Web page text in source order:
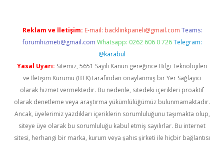
Reklam ve İletişim: E-mail: backlinkpaneli@gmail.com Teams:
forumhizmeti@gmail.com Whatsapp: 0262 606 0 726 Telegram:
@karabul
Yasal Uyarı: Sitemiz, 5651 Sayılı Kanun gereğince Bilgi Teknolojileri
ve İletişim Kurumu (BTK) tarafından onaylanmış bir Yer Sağlayıcı
olarak hizmet vermektedir. Bu nedenle, sitedeki içerikleri proaktif
olarak denetleme veya araştırma yükümlülüğümüz bulunmamaktadır.
Ancak, üyelerimiz yazdıkları içeriklerin sorumluluğunu taşımakta olup,
siteye üye olarak bu sorumluluğu kabul etmiş sayılırlar. Bu internet
sitesi, herhangi bir marka, kurum veya şahıs şirketi ile hiçbir bağlantısı